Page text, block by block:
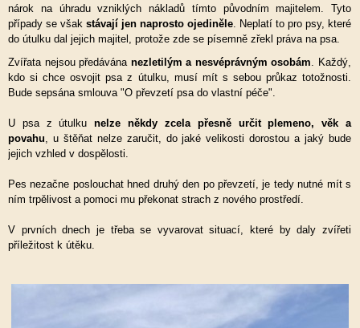
nárok na úhradu vzniklých nákladů tímto původním majitelem. Tyto
případy se však stávají jen naprosto ojediněle. Neplatí to pro psy, které
do útulku dal jejich majitel, protože zde se písemně zřekl práva na psa.
Zvířata nejsou předávána nezletilým a nesvéprávným osobám. Každý,
kdo si chce osvojit psa z útulku, musí mít s sebou průkaz totožnosti.
Bude sepsána smlouva "O převzetí psa do vlastní péče".
U psa z útulkunelze někdy zcela přesně určit plemeno, věk a
povahu, u štěňat nelze zaručit, do jaké velikosti dorostou a jaký bude
jejich vzhled v dospělosti.
Pes nezačne poslouchat hned druhý den po převzetí, je tedy nutné mít s
ním trpělivost a pomoci mu překonat strach z nového prostředí.
V prvních dnech je třeba se vyvarovat situací, které by daly zvířeti
příležitost k útěku.